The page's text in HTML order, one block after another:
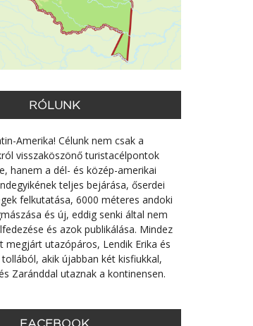
RÓLUNK
Amerika! Célunk nem csak a
visszaköszönő turistacélpontok
hanem a dél- és közép-amerikai
teljes bejárása, őserdei
felkutatása, 6000 méteres andoki
és új, eddig senki által nem
és azok publikálása. Mindez
megjárt utazópáros, Lendik Erika és
tollából, akik újabban két kisfiukkal,
Zaránddal utaznak a kontinensen.
FACEBOOK